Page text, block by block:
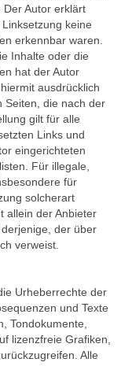
Autor erklärt
keine
erkennbar waren.
Inhalte oder die
hat der Autor
ausdrücklich
Seiten, die nach der
gilt für alle
Links und
eingerichteten
Für illegale,
für
solcherart
allein der Anbieter
der über
verweist.
Urheberrechte der
und Texte
Tondokumente,
lizenzfreie Grafiken,
Alle